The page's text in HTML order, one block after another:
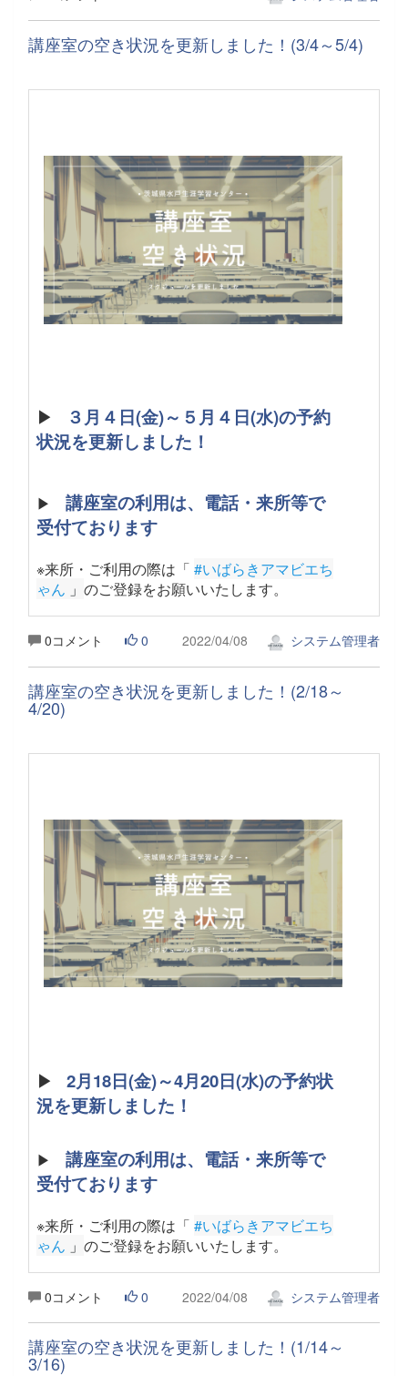
講座室の空き状況を更新しました！(3/4～5/4)
▶
３月４日(金)～５月４日(水)の予約
状況を更新しました！
▶ 講座室の利用は、電話・来所等で
受付ております
※来所・ご利用の際は「 #いばらきアマビエち
ゃん 」 のご登録をお願いいたします。
0コメント 0 2022/04/08 システム管理者
講座室の空き状況を更新しました！(2/18～
4/20)
▶
2月18日(金)～4月20日(水)の予約状
況を更新しました！
▶ 講座室の利用は、電話・来所等で
受付ております
※来所・ご利用の際は「 #いばらきアマビエち
ゃん 」 のご登録をお願いいたします。
0コメント 0 2022/04/08 システム管理者
講座室の空き状況を更新しました！(1/14～
3/16)